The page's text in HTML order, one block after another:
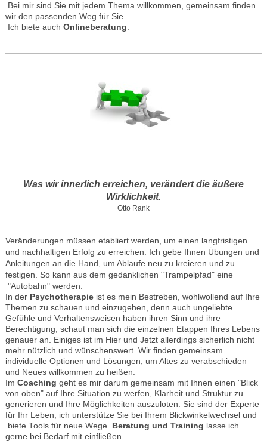
Bei mir sind Sie mit jedem Thema willkommen, gemeinsam finden
wir den passenden Weg für Sie.
Ich biete auch Onlineberatung
Was wir innerlich erreichen, verändert die äußere
Wirklichkeit.
Otto Rank
Veränderungen müssen etabliert werden, um einen langfristigen
und nachhaltigen Erfolg zu erreichen. Ich gebe Ihnen Übungen und
Anleitungen an die Hand, um Ablaufe neu zu kreieren und zu
festigen. So kann aus dem gedanklichen "Trampelpfad" eine
"Autobahn" werden.
In der Psychotherapieist es mein Bestreben, wohlwollend auf Ihre
Themen zu schauen und einzugehen, denn auch ungeliebte
Gefühle und Verhaltensweisen haben ihren Sinn und ihre
Berechtigung, schaut man sich die einzelnen Etappen Ihres Lebens
genauer an. Einiges ist im Hier und Jetzt allerdings sicherlich nicht
mehr nützlich und wünschenswert. Wir finden gemeinsam
individuelle Optionen und Lösungen, um Altes zu verabschieden
und Neues willkommen zu heißen.
Im Coaching geht es mir darum gemeinsam mit Ihnen einen "Blick
von oben" auf Ihre Situation zu werfen, Klarheit und Struktur zu
generieren und Ihre Möglichkeiten auszuloten. Sie sind der Experte
für Ihr Leben, ich unterstütze Sie bei Ihrem Blickwinkelwechsel und
biete Tools für neue Wege. Beratung und Training lasse ich
gerne bei Bedarf mit einfließen.